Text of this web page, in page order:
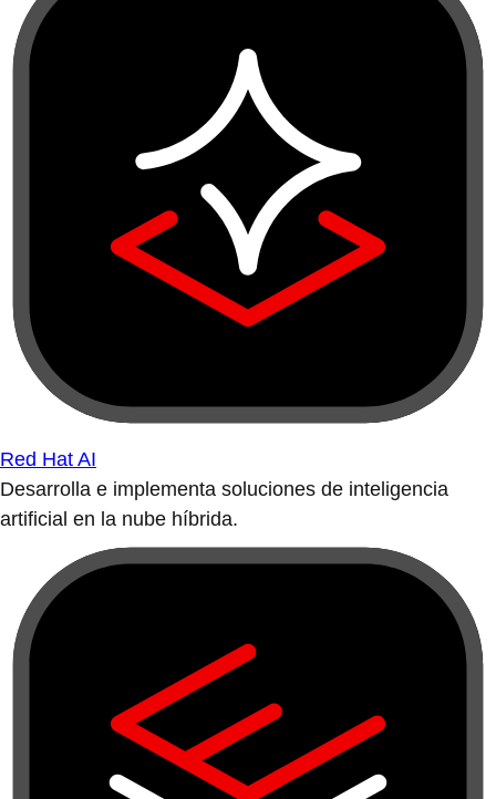
Red Hat AI
Desarrolla e implementa soluciones de inteligencia
artificial en la nube híbrida.